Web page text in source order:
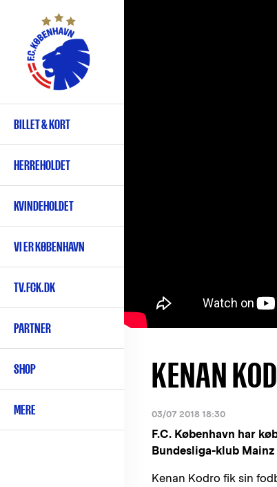
hovedindhold
Primær
navigation
BILLET & KORT
HERREHOLDET
KVINDEHOLDET
VI ER KØBENHAVN
TV.FCK.DK
PARTNER
SHOP
MERE
KENAN
03/07 2018 18:30
F.C. København har
Bundesliga-klub
Kenan Kodro fik sin